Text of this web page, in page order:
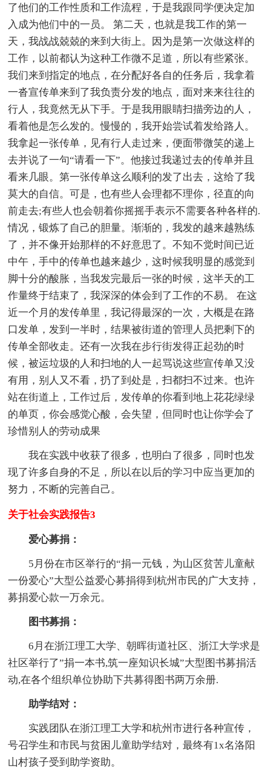
了他们的工作性质和工作流程，于是我跟同学便决定加
入成为他们中的一员。 第二天，也就是我工作的第一
天，我战战兢兢的来到大街上。因为是第一次做这样的
工作，以前都认为这种工作微不足道，所以有些紧张。
我们来到指定的地点，在分配好各自的任务后，我拿着
一沓宣传单来到了我负责分发的地点，面对来来往往的
行人，我竟然无从下手。于是我用眼睛扫描旁边的人，
看着他是怎么发的。慢慢的，我开始尝试着发给路人。
我拿起一张传单，见有行人走过来，便面带微笑的递上
去并说了一句“请看一下”。他接过我递过去的传单并且
看来几眼。第一张传单这么顺利的发了出去，这给了我
莫大的自信。可是，也有些人会理都不理你，径直的向
前走去;有些人也会朝着你摇摇手表示不需要各种各样的.
情况，锻炼了自己的胆量。渐渐的，我发的越来越熟练
了，并不像开始那样的不好意思了。不知不觉时间已近
中午，手中的传单也越来越少，这时候我明显的感觉到
脚十分的酸胀，当我发完最后一张的时候，这半天的工
作量终于结束了，我深深的体会到了工作的不易。 在这
近一个月的发传单里，我记得最深的一次，大概是在路
口发单，发到一半时，结果被街道的管理人员把剩下的
传单全部收走。还有一次我在步行街发得正起劲的时
候，被运垃圾的人和扫地的人一起骂说这些宣传单又没
有用，别人又不看，扔了到处是，扫都扫不过来。也许
站在街道上，工作过后，发传单的你看到地上花花绿绿
的单页，你会感觉心酸，会失望，但同时也让你学会了
珍惜别人的劳动成果
我在实践中收获了很多，也明白了很多，同时也发
现了许多自身的不足，所以在以后的学习中应当更加的
努力，不断的完善自己。
关于社会实践报告3
爱心募捐：
5月份在市区举行的“捐一元钱，为山区贫苦儿童献
一份爱心”大型公益爱心募捐得到杭州市民的广大支持，
募捐爱心款一万余元。
图书募捐：
6月在浙江理工大学、朝晖街道社区、浙江大学求是
社区举行了”捐一本书,筑一座知识长城”大型图书募捐活
动,在各个组织单位协助下共募得图书两万余册.
助学结对：
实践团队在浙江理工大学和杭州市进行各种宣传，
号召学生和市民与贫困儿童助学结对，最终有1x名洛阳
山村孩子受到助学资助。